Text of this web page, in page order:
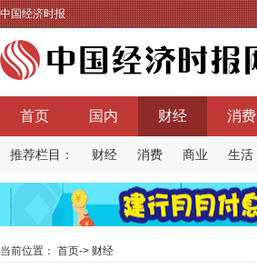
中国经济时报
首页 国内 财经 消费
推荐栏目： 财经 消费 商业 生活
当前位置： 首页-> 财经